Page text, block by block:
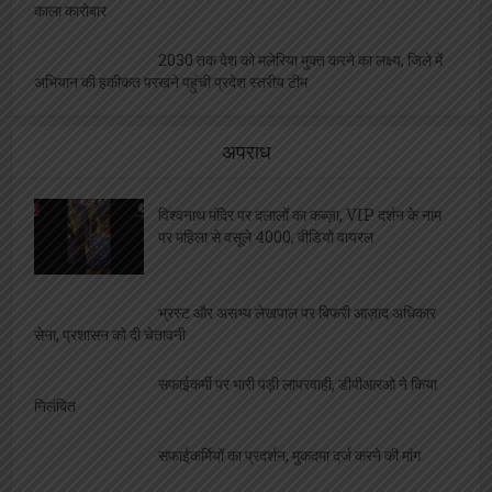
काला कारोबार
2030 तक देश को मलेरिया मुक्त करने का लक्ष्य, जिले में
अभियान की हकीकत परखने पहुंची प्रदेश स्तरीय टीम
अपराध
विश्वनाथ मंदिर पर दलालों का कब्ज़ा, VIP दर्शन के नाम
पर महिला से वसूले 4000, वीडियो वायरल
भ्रस्ट और असभ्य लेखपाल पर बिफरी आज़ाद अधिकार
सेना, प्रशासन को दी चेतावनी
सफाईकर्मी पर भारी पड़ी लापरवाही, डीपीआरओ ने किया
निलंबित
सफाईकर्मियों का प्रदर्शन, मुकदमा दर्ज करने की मांग